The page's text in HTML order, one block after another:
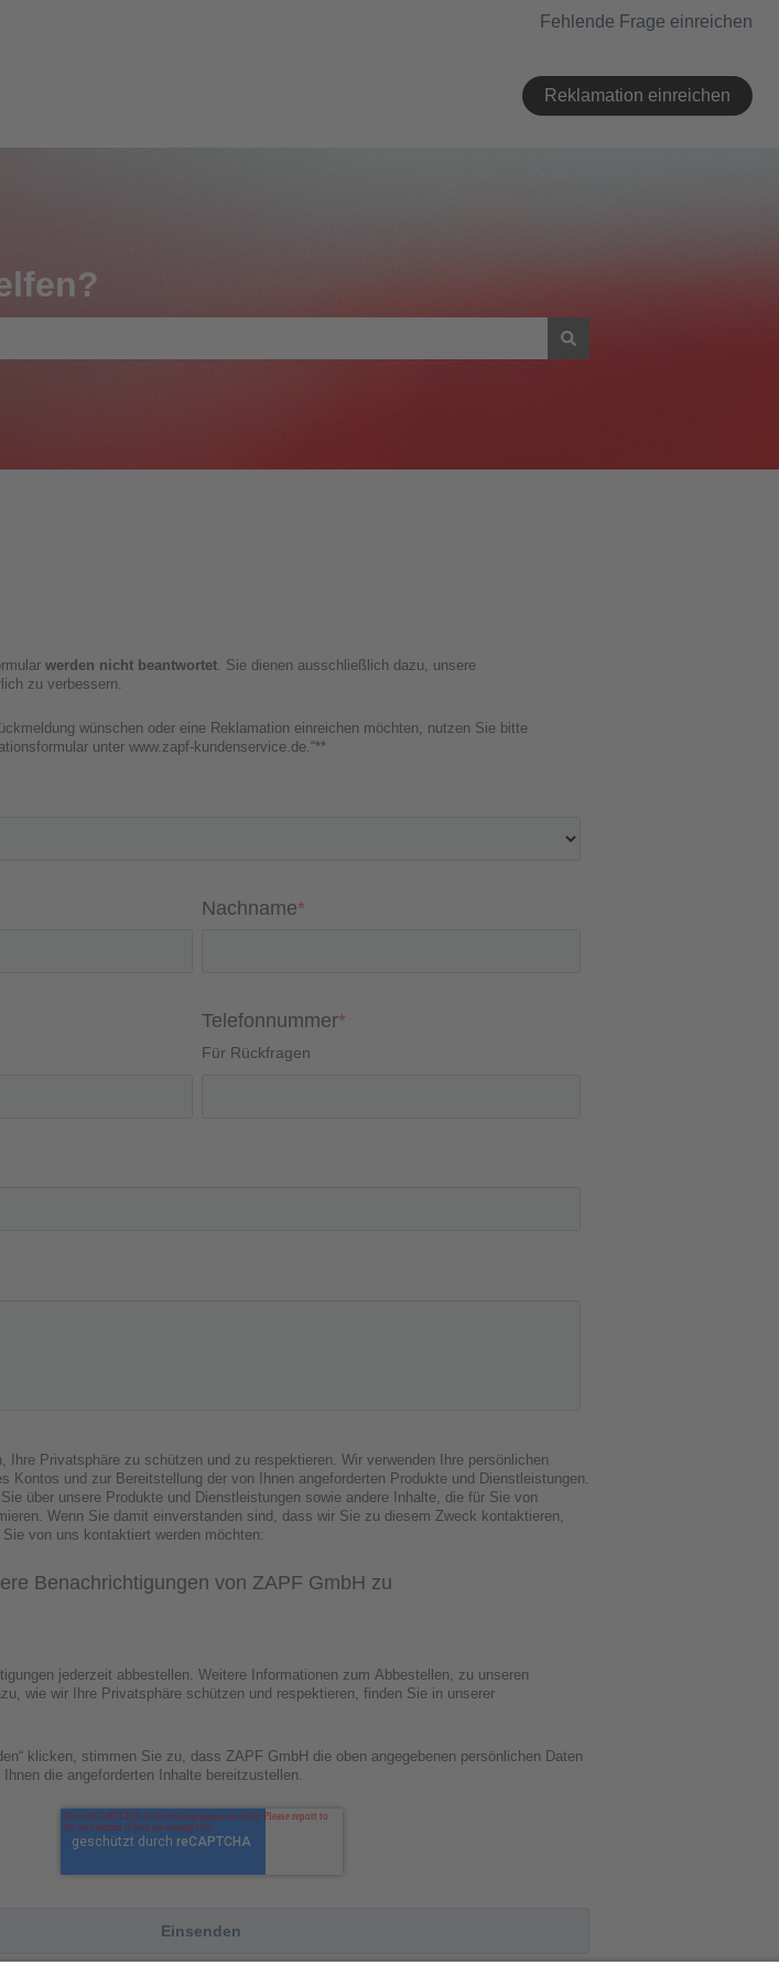
Fehlende Frage einreichen
Reklamation einreichen
werden nicht beantwortet. Sie dienen ausschließlich dazu, unsere
zu verbessern.
wünschen oder eine Reklamation einreichen möchten, nutzen Sie bitte
unter www.zapf-kundenservice.de.“**
Nachname*
Telefonnummer*
Für Rückfragen
Ihre Privatsphäre zu schützen und zu respektieren. Wir verwenden Ihre persönlichen
Kontos und zur Bereitstellung der von Ihnen angeforderten Produkte und Dienstleistungen.
über unsere Produkte und Dienstleistungen sowie andere Inhalte, die für Sie von
Wenn Sie damit einverstanden sind, dass wir Sie zu diesem Zweck kontaktieren,
von uns kontaktiert werden möchten:
Benachrichtigungen von ZAPF GmbH zu
jederzeit abbestellen. Weitere Informationen zum Abbestellen, zu unseren
wie wir Ihre Privatsphäre schützen und respektieren, finden Sie in unserer
klicken, stimmen Sie zu, dass ZAPF GmbH die oben angegebenen persönlichen Daten
die angeforderten Inhalte bereitzustellen.